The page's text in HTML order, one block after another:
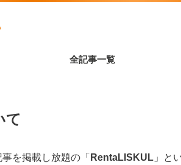
全記事一覧
て
事を掲載し放題の「 RentaLISKUL 」と